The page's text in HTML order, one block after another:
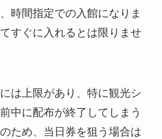
時間指定での入館になりま
すぐに入れるとは限りませ
は上限があり、特に観光シ
中に配布が終了してしまう
ため、当日券を狙う場合は